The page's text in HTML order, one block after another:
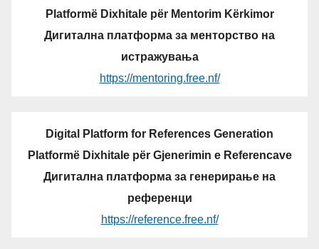
Platformë Dixhitale për Mentorim Kërkimor
Дигитална платформа за менторство на
истражувања
https://mentoring.free.nf/
Digital Platform for References Generation
Platformë Dixhitale për Gjenerimin e Referencave
Дигитална платформа за генерирање на
референци
https://reference.free.nf/